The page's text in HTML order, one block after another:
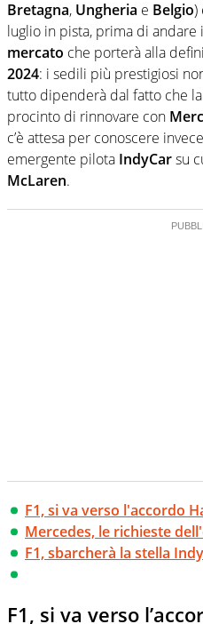
Bretagna, Ungheria e Belgio)
luglio in pista, prima di andare
mercato che porterà alla
2024: i sedili più prestigiosi
tutto dipenderà dal fatto che
procinto di rinnovare con
c’è attesa per conoscere
emergente pilota IndyCarsu
McLaren.
F1, si va verso l'accordo
Mercedes, le richieste
F1, sbarcherà la stella
F1, si va verso